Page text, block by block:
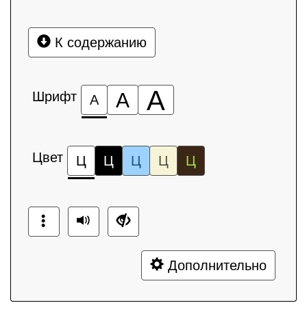
К содержанию
Шрифт А А А
Цвет Ц Ц Ц Ц Ц
Дополнительно